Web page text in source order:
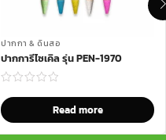
ปากกา & ดินสอ
ปากการีไซเคิล รุ่น PEN-1970
Read more